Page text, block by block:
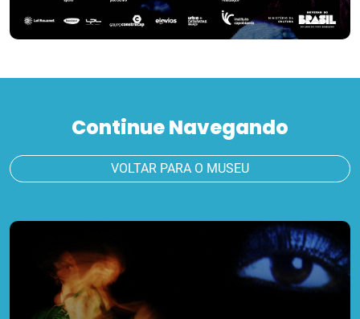
Continue Navegando
VOLTAR PARA O MUSEU